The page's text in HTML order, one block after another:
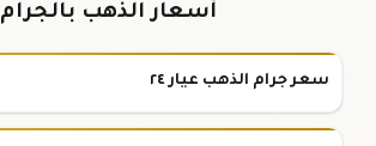
أسعار الذهب بالجرام
سعر جرام الذهب عيار ٢٤